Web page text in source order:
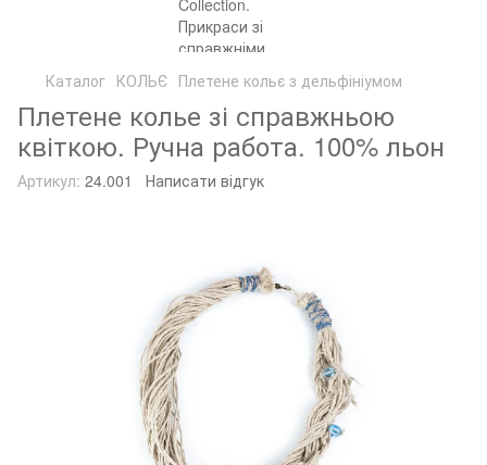
Каталог КОЛЬЄ Плетене кольє з дельфініумом
Плетене колье зі справжньою
квіткою. Ручна работа. 100% льон
Артикул: 24.001 Написати відгук